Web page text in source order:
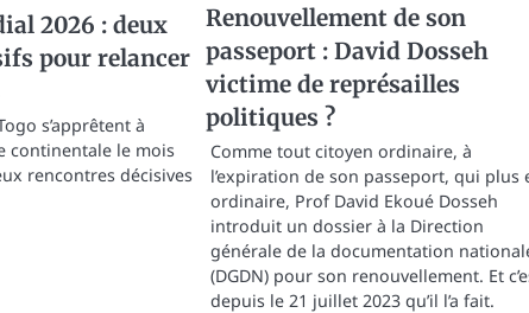
2026 : deux
pour relancer
s’apprêtent à
continentale le mois
rencontres décisives
Renouvellement de son
passeport : David Dosseh
victime de représailles
politiques ?
Comme tout citoyen ordinaire, à
l’expiration de son passeport, qui plus
ordinaire, Prof David Ekoué Dosseh
introduit un dossier à la Direction
générale de la documentation
(DGDN) pour son renouvellement. Et
depuis le 21 juillet 2023 qu’il l’a fait.